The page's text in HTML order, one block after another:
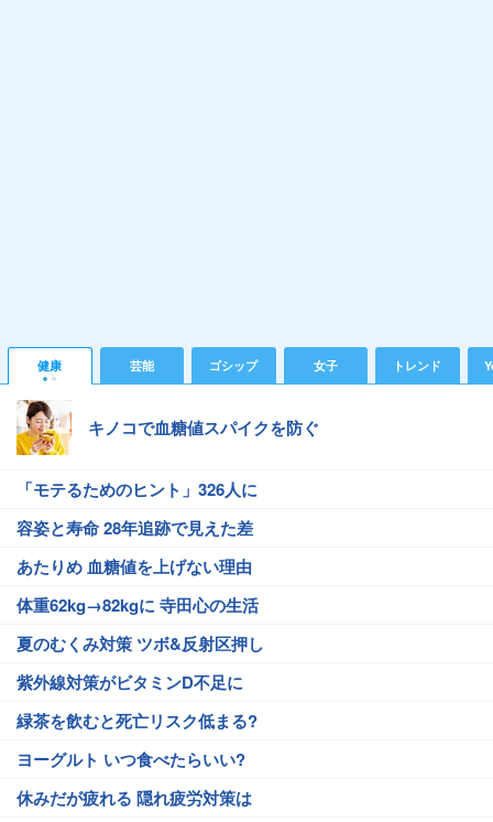
健康 芸能 ゴシップ 女子 トレンド
キノコで血糖値スパイクを防ぐ
「モテるためのヒント」326人に
容姿と寿命 28年追跡で見えた差
あたりめ 血糖値を上げない理由
体重62kg→82kgに 寺田心の生活
夏のむくみ対策 ツボ&反射区押し
紫外線対策がビタミンD不足に
緑茶を飲むと死亡リスク低まる?
ヨーグルト いつ食べたらいい?
休みだが疲れる 隠れ疲労対策は